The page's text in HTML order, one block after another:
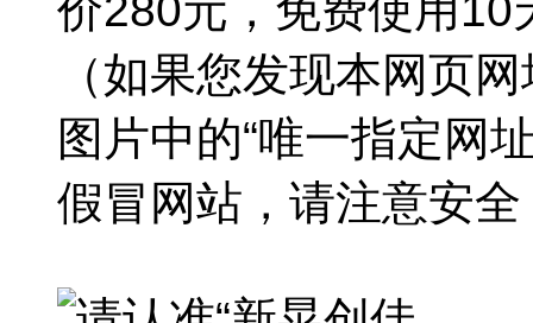
价280元，免费使用10
（如果您发现本网页网
图片中的“唯一指定网
假冒网站，请注意安全